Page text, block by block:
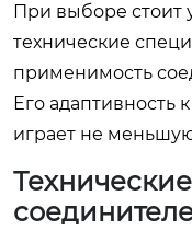
При выборе стоит
технические
применимость
Его адаптивность
играет не